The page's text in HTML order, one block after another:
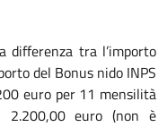
differenza tra l’importo
del Bonus nido INPS
euro per 11 mensilità
2.200,00 euro (non è